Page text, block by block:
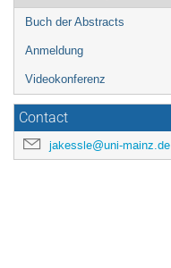
Buch der Abstracts
Anmeldung
Videokonferenz
Contact
jakessle@uni-mainz.de